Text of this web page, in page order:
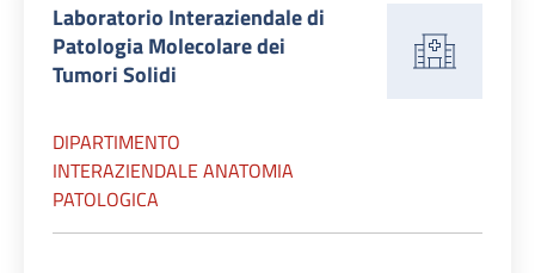
Laboratorio Interaziendale di
Patologia Molecolare dei
Tumori Solidi
DIPARTIMENTO
INTERAZIENDALE ANATOMIA
PATOLOGICA